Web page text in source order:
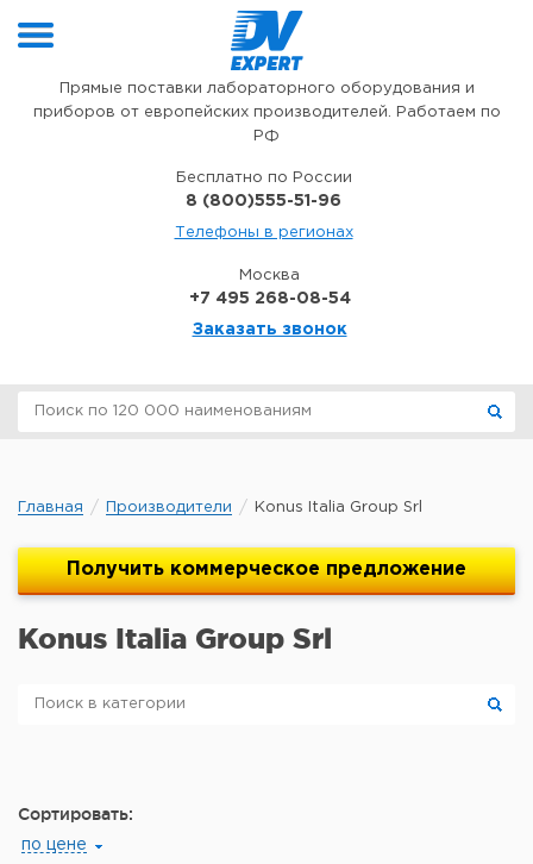
Прямые поставки лабораторного оборудования и
приборов от европейских производителей. Работаем по
РФ
Бесплатно по России
8 (800)555-51-96
Телефоны в регионах
Москва
+7 495 268-08-54
Заказать звонок
Главная Производители Konus Italia Group Srl
Получить коммерческое предложение
Konus Italia Group Srl
Сортировать:
по цене